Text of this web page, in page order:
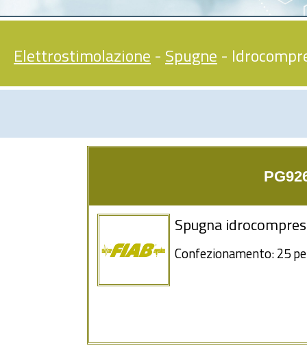
Elettrostimolazione - Spugne -
Spugna
Confezionamento: 25